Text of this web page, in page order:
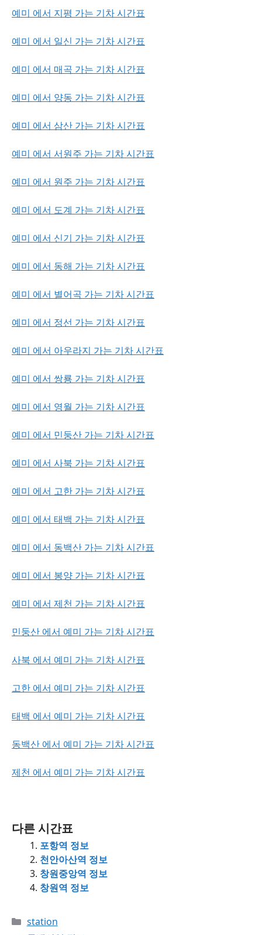
예미 에서 지평 가는 기차 시간표
예미 에서 일신 가는 기차 시간표
예미 에서 매곡 가는 기차 시간표
예미 에서 양동 가는 기차 시간표
예미 에서 삼산 가는 기차 시간표
예미 에서 서원주 가는 기차 시간표
예미 에서 원주 가는 기차 시간표
예미 에서 도계 가는 기차 시간표
예미 에서 신기 가는 기차 시간표
예미 에서 동해 가는 기차 시간표
예미 에서 별어곡 가는 기차 시간표
예미 에서 정선 가는 기차 시간표
예미 에서 아우라지 가는 기차 시간표
예미 에서 쌍룡 가는 기차 시간표
예미 에서 영월 가는 기차 시간표
예미 에서 민둥산 가는 기차 시간표
예미 에서 사북 가는 기차 시간표
예미 에서 고한 가는 기차 시간표
예미 에서 태백 가는 기차 시간표
예미 에서 동백산 가는 기차 시간표
예미 에서 봉양 가는 기차 시간표
예미 에서 제천 가는 기차 시간표
민둥산 에서 예미 가는 기차 시간표
사북 에서 예미 가는 기차 시간표
고한 에서 예미 가는 기차 시간표
태백 에서 예미 가는 기차 시간표
동백산 에서 예미 가는 기차 시간표
제천 에서 예미 가는 기차 시간표
다른 시간표
포항역 정보
천안아산역 정보
창원중앙역 정보
창원역 정보
Categories
station